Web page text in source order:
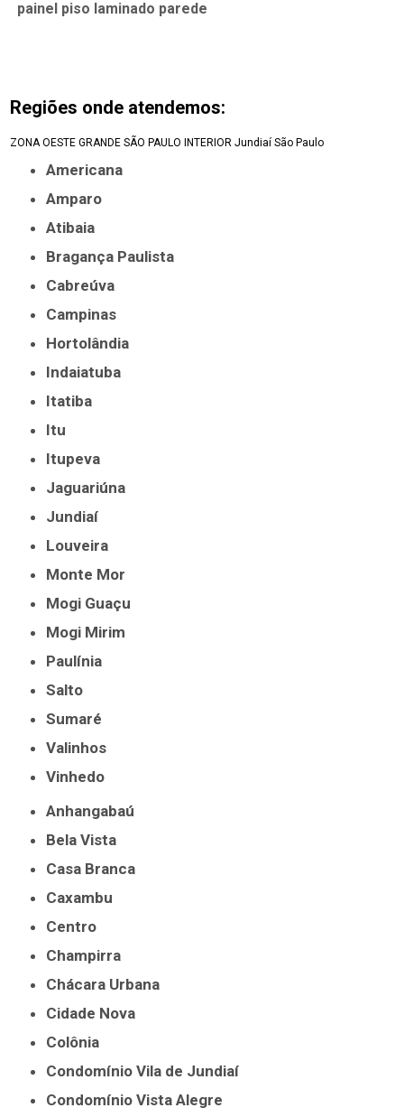
painel piso laminado parede
Regiões onde atendemos:
ZONA OESTE GRANDE SÃO PAULO INTERIOR Jundiaí São Paulo
Americana
Amparo
Atibaia
Bragança Paulista
Cabreúva
Campinas
Hortolândia
Indaiatuba
Itatiba
Itu
Itupeva
Jaguariúna
Jundiaí
Louveira
Monte Mor
Mogi Guaçu
Mogi Mirim
Paulínia
Salto
Sumaré
Valinhos
Vinhedo
Anhangabaú
Bela Vista
Casa Branca
Caxambu
Centro
Champirra
Chácara Urbana
Cidade Nova
Colônia
Condomínio Vila de Jundiaí
Condomínio Vista Alegre